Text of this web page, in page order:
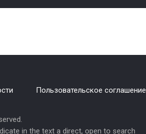
Пользовательское соглашение
in the text a direct, open to search